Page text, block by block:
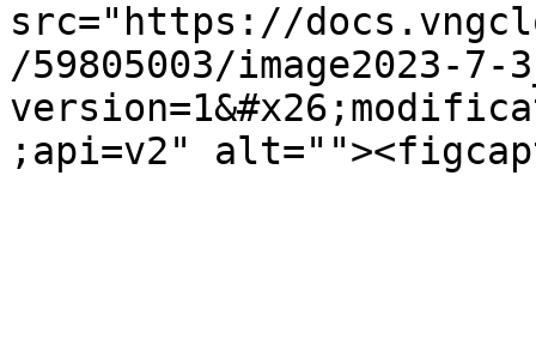
src="https://
/59805003/image2023-7-